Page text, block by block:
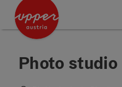
Accesskey
Accesskey
Photo studio